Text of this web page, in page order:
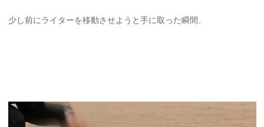
少し前にライターを移動させようと手に取った瞬間、